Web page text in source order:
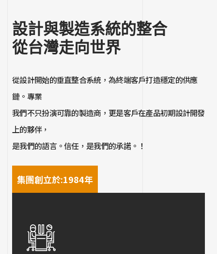
設計與製造系統的整合
從台灣走向世界
從設計開始的垂直整合系統，為終端客戶打造穩定的供應
鏈。專業
我們不只扮演可靠的製造商，更是客戶在產品初期設計開發
上的夥伴，
是我們的語言。信任，是我們的承諾。！
集團創立於:1984年